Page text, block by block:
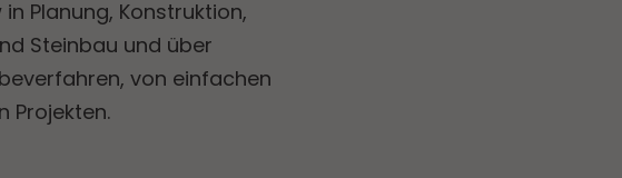
Planung, Konstruktion,
Steinbau und über
von einfachen
Projekten.